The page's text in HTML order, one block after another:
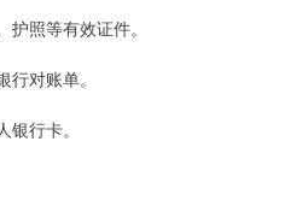
照等有效证件。
对账单。
行卡。